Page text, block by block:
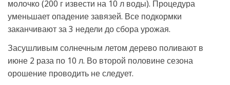
молочко (200 г извести на 10 л воды). Процедура
уменьшает опадение завязей. Все подкормки
заканчивают за 3 недели до сбора урожая.
Засушливым солнечным летом дерево поливают в
июне 2 раза по 10 л. Во второй половине сезона
орошение проводить не следует.